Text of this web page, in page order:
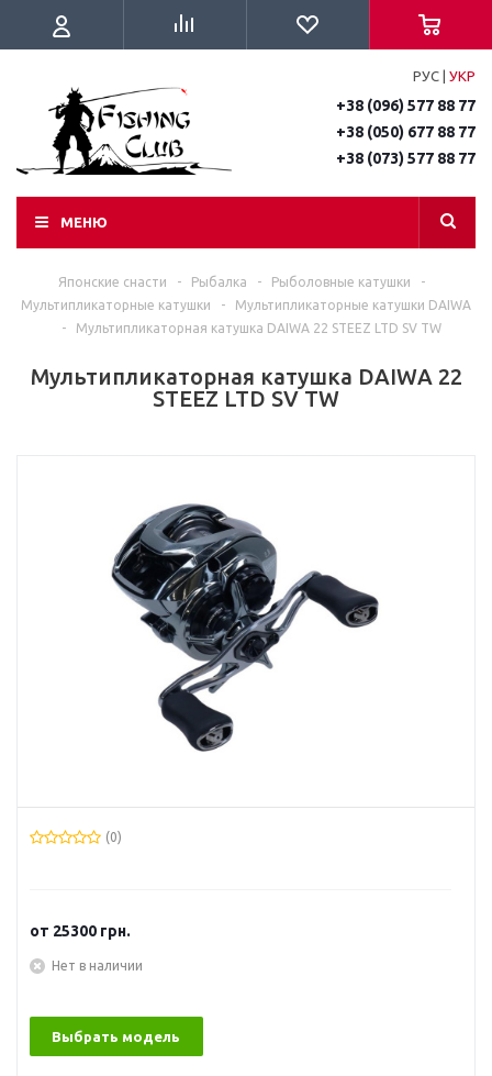
РУС УКР
+38 (096) 577 88 77
+38 (050) 677 88 77
+38 (073) 577 88 77
МЕНЮ
Японские снасти - Рыбалка - Рыболовные катушки
-
Мультипликаторные катушки
-
Мультипликаторные катушки DAIWA
-
Мультипликаторная катушка DAIWA 22 STEEZ LTD SV TW
Мультипликаторная катушка DAIWA 22
STEEZ LTD SV TW
(0)
от 25300 грн.
Нет в наличии
Выбрать модель